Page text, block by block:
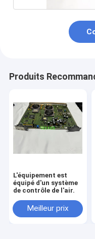
Produits
L'équipement est
équipé d'un système
de contrôle de l'air.
Meilleur prix